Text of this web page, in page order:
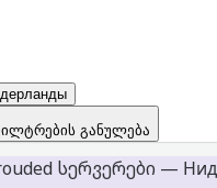
განულება
სერვერები —